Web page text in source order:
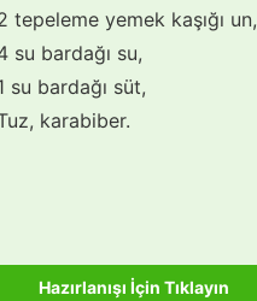
tepeleme yemek kaşığı un,
su bardağı su,
su bardağı süt,
karabiber.
Hazırlanışı İçin Tıklayın